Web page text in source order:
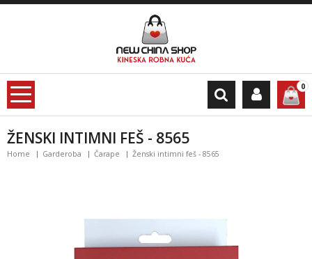
0
ŽENSKI INTIMNI FEŠ - 8565
Home Garderoba Čarape Ženski intimni feš - 8565